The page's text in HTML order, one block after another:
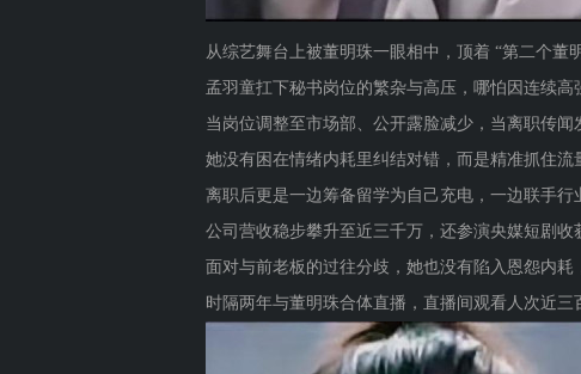
从综艺舞台上被董明珠一眼相中，顶着 “第二个董
孟羽童扛下秘书岗位的繁杂与高压，哪怕因连续
当岗位调整至市场部、公开露脸减少，当离职传
她没有困在情绪内耗里纠结对错，而是精准抓住
离职后更是一边筹备留学为自己充电，一边联手行
公司营收稳步攀升至近三千万，还参演央媒短剧收
面对与前老板的过往分歧，她也没有陷入恩怨内耗
时隔两年与董明珠合体直播，直播间观看人次近